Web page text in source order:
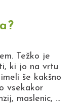
Težko je
ki jo na vrtu
še kakšno
vsekakor
maslenic, ...